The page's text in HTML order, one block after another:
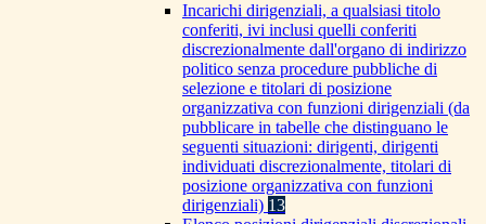
Incarichi dirigenziali, a qualsiasi titolo
conferiti, ivi inclusi quelli conferiti
discrezionalmente dall'organo di indirizzo
politico senza procedure pubbliche di
selezione e titolari di posizione
organizzativa con funzioni dirigenziali (da
pubblicare in tabelle che distinguano le
seguenti situazioni: dirigenti, dirigenti
individuati discrezionalmente, titolari di
posizione organizzativa con funzioni
dirigenziali) 13